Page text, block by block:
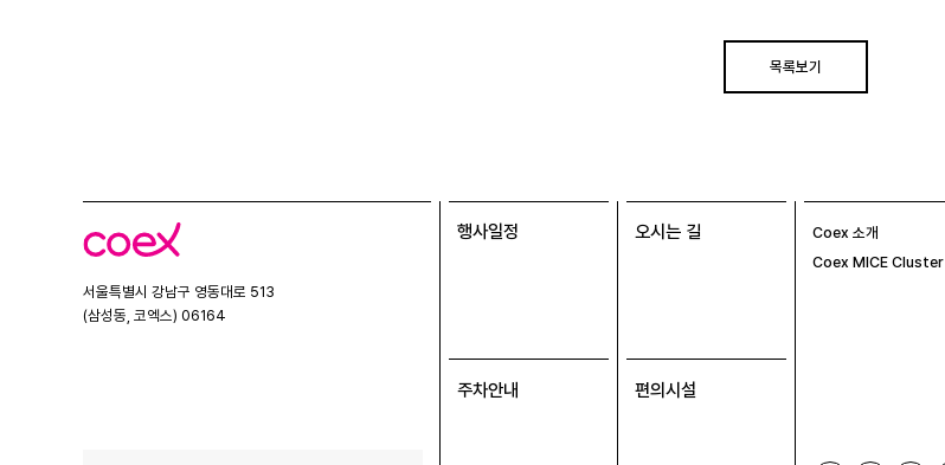
목록보기
코
엑
서울특별시 강남구 영동대로 513
(삼성동, 코엑스) 06164
행사일정 오시는 길
주차안내 편의시설
Coex 소개
Coex MICE Cluster